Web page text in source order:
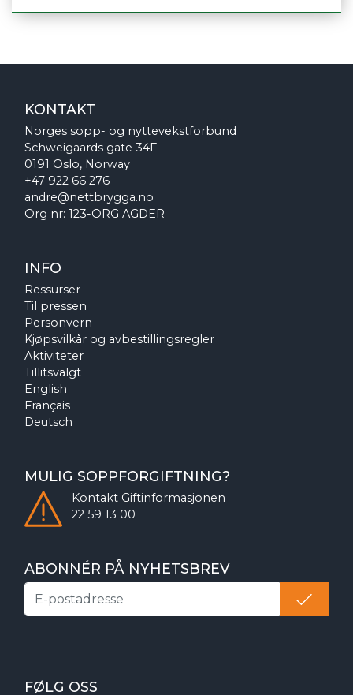
KONTAKT
Norges sopp- og nyttevekstforbund
Schweigaards gate 34F
0191 Oslo, Norway
+47 922 66 276
andre@nettbrygga.no
Org nr: 123-ORG AGDER
INFO
Ressurser
Til pressen
Personvern
Kjøpsvilkår og avbestillingsregler
Aktiviteter
Tillitsvalgt
English
Français
Deutsch
MULIG SOPPFORGIFTNING?
Kontakt Giftinformasjonen
22 59 13 00
ABONNÉR PÅ NYHETSBREV
FØLG OSS